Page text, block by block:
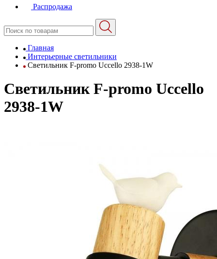
Распродажа
Главная
Интерьерные светильники
Светильник F-promo Uccello 2938-1W
Светильник F-promo Uccello
2938-1W